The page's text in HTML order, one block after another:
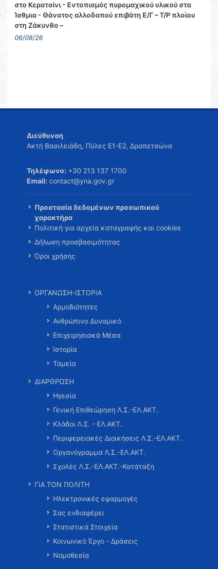
στο Κερατσίνι - Εντοπισμός πυρομαχικού υλικού στα
Ίσθμια - Θάνατος αλλοδαπού επιβάτη Ε/Γ – Τ/Ρ πλοίου
στη Ζάκυνθο –
06/08/26
Διεύθυνση
Ακτή Βασιλειάδη, Πύλες Ε1-Ε2, Δραπετσώνα
Τηλέφωνο: +30 213 137 1700
Email: contact@yna.gov.gr
Προστασία δεδομένων προσωπικού
χαρακτήρα
Πολιτική για αρχεία καταγραφής και cookies
Δήλωση προσβασιμότητας
Όροι χρήσης
ΟΡΓΑΝΩΣΗ-ΙΣΤΟΡΙΑ
Αρμοδιότητες
Ανθρώπινο Δυναμικό
Επιχειρησιακά Μέσα
Ιστορία
Ταμεία
ΔΙΑΡΘΡΩΣΗ
Ηγεσία
Γενική Επιθεώρηση Λ.Σ.-ΕΛ.ΑΚΤ.
Κλάδοι Λ.Σ. - ΕΛ.ΑΚΤ.
Περιφερειακές Διοικήσεις Λ.Σ.-ΕΛ.ΑΚΤ.
Οργανόγραμμα Λ.Σ.-ΕΛ.ΑΚΤ.
Σχολές Λ.Σ.-ΕΛ.ΑΚΤ.-Κατάταξη
ΓΙΑ ΤΟΝ ΠΟΛΙΤΗ
Ηλεκτρονικές εφαρμογές
Σας ενδιαφέρει
Στατιστικά Στοιχεία
Κοινωνικό Έργο - Δράσεις
Νομοθεσία